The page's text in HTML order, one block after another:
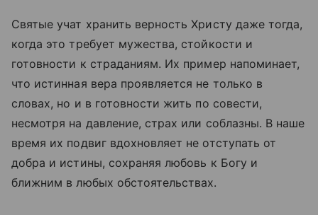
Святые учат хранить верность Христу даже тогда,
когда это требует мужества, стойкости и
готовности к страданиям. Их пример напоминает,
что истинная вера проявляется не только в
словах, но и в готовности жить по совести,
несмотря на давление, страх или соблазны. В наше
время их подвиг вдохновляет не отступать от
добра и истины, сохраняя любовь к Богу и
ближним в любых обстоятельствах.